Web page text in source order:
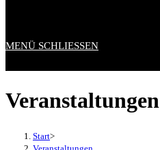
MENÜ SCHLIESSEN
Veranstaltungen
Start>